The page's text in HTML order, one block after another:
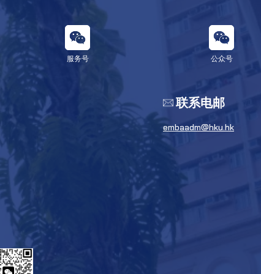
服务号 公众号
联系电邮
embaadm@hku.hk